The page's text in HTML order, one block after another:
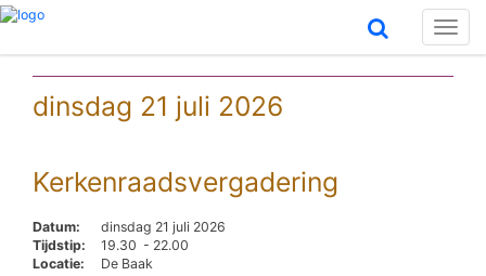
dinsdag 21 juli 2026
Kerkenraadsvergadering
Datum:
dinsdag 21 juli 2026
Tijdstip:
19.30 - 22.00
Locatie:
De Baak